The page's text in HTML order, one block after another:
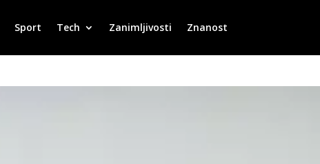
Sport Tech Zanimljivosti Znanost